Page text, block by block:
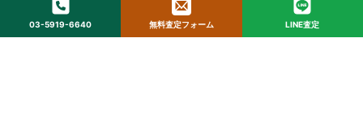
03-5919-6640 無料査定フォーム LINE査定